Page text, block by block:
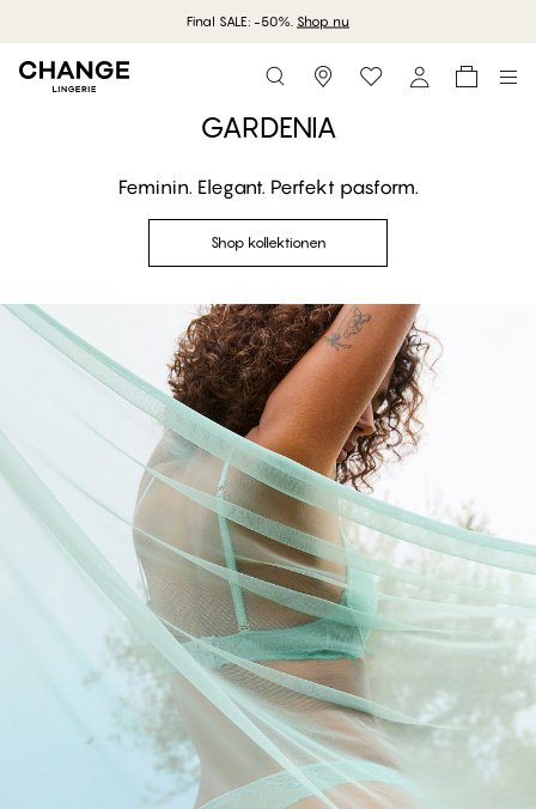
Final SALE: -50%. Shop nu
Storefinder
Shop kollektionen
GARDENIA
Feminin. Elegant. Perfekt pasform.
Shop kollektionen
GARDENIA - Aquifer
Full Support Shaper Bh
#30
#30